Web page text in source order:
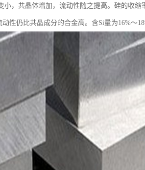
小，共晶体增加，流动性随之提高。硅的收
性仍比共晶成分的合金高。含Si量为16%～